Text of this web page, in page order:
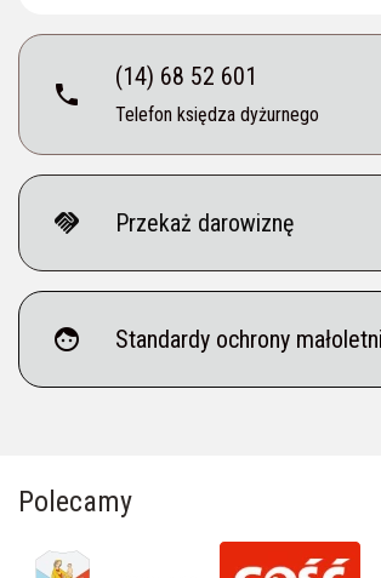
phone
(14) 68 52 601
Telefon księdza dyżurnego
handshake Przekaż darowiznę
face Standardy ochrony
Polecamy